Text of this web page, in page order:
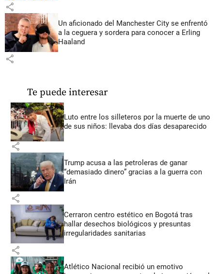
share
Un aficionado del Manchester City se enfrentó
a la ceguera y sordera para conocer a Erling
Haaland
share
Te puede interesar
Luto entre los silleteros por la muerte de uno
de sus niños: llevaba dos días desaparecido
share
Trump acusa a las petroleras de ganar
“demasiado dinero” gracias a la guerra con
Irán
share
Cerraron centro estético en Bogotá tras
hallar desechos biológicos y presuntas
irregularidades sanitarias
share
Atlético Nacional recibió un emotivo